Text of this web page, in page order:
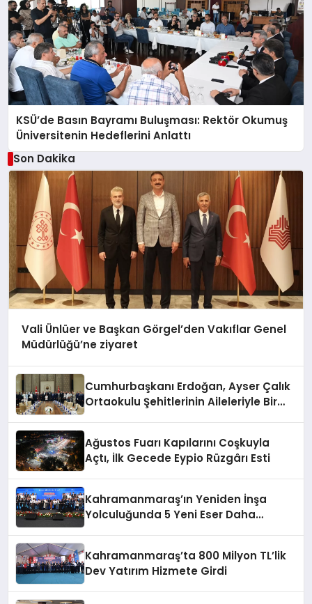
KSÜ’de Basın Bayramı Buluşması: Rektör Okumuş
Üniversitenin Hedeflerini Anlattı
Son Dakika
Vali Ünlüer ve Başkan Görgel’den Vakıflar Genel
Müdürlüğü’ne ziyaret
Cumhurbaşkanı Erdoğan, Ayser Çalık
Ortaokulu Şehitlerinin Aileleriyle Bir
Ağustos Fuarı Kapılarını Coşkuyla
Açtı, İlk Gecede Eypio Rüzgârı Esti
Kahramanmaraş’ın Yeniden İnşa
Yolculuğunda 5 Yeni Eser Daha
Kahramanmaraş’ta 800 Milyon TL’lik
Dev Yatırım Hizmete Girdi